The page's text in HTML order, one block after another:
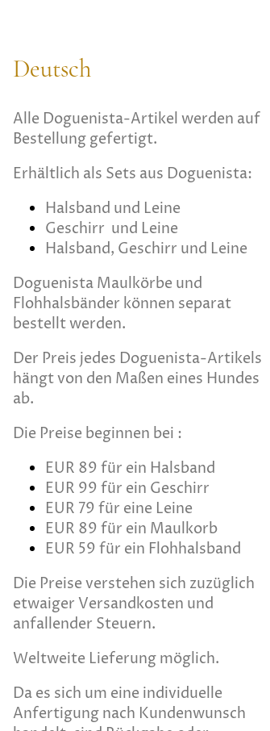
Deutsch
Alle Doguenista-Artikel werden auf
Bestellung gefertigt.
Erhältlich als Sets aus Doguenista:
Halsband und Leine
Geschirr und Leine
Halsband, Geschirr und Leine
Doguenista Maulkörbe und
Flohhalsbänder können separat
bestellt werden.
Der Preis jedes Doguenista-Artikels
hängt von den Maßen eines Hundes
ab.
Die Preise beginnen bei :
EUR 89 für ein Halsband
EUR 99 für ein Geschirr
EUR 79 für eine Leine
EUR 89 für ein Maulkorb
EUR 59 für ein Flohhalsband
Die Preise verstehen sich zuzüglich
etwaiger Versandkosten und
anfallender Steuern.
Weltweite Lieferung möglich.
Da es sich um eine individuelle
Anfertigung nach Kundenwunsch